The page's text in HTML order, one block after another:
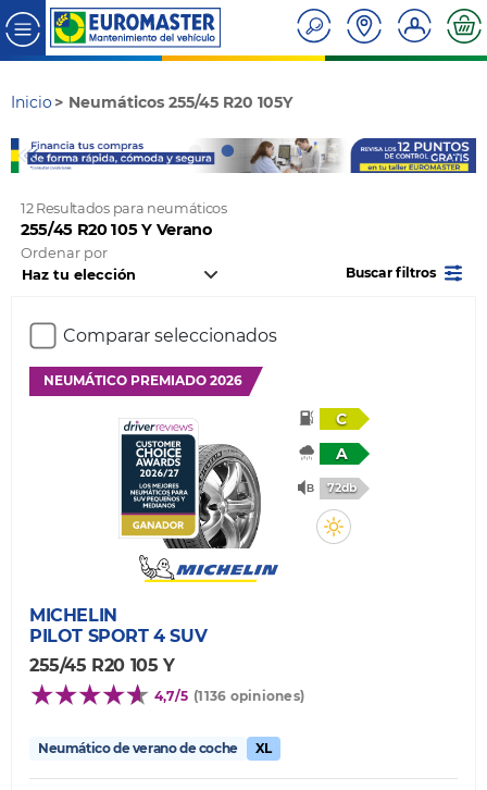
Inicio Neumáticos 255/45 R20 105Y
12 Resultados para neumáticos
255/45 R20 105 Y Verano
Ordenar por
Buscar filtros
Comparar seleccionados
NEUMÁTICO PREMIADO 2026
C
A
72db
MICHELIN
PILOT SPORT 4 SUV
255/45 R20 105 Y
4,7/5 (1136 opiniones)
Neumático de verano de coche XL